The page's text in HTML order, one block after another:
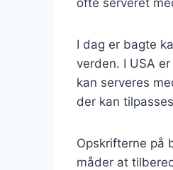
ofte serveret
I dag er bagte
verden. I USA
kan serveres
der kan
Opskrifterne på
måder at